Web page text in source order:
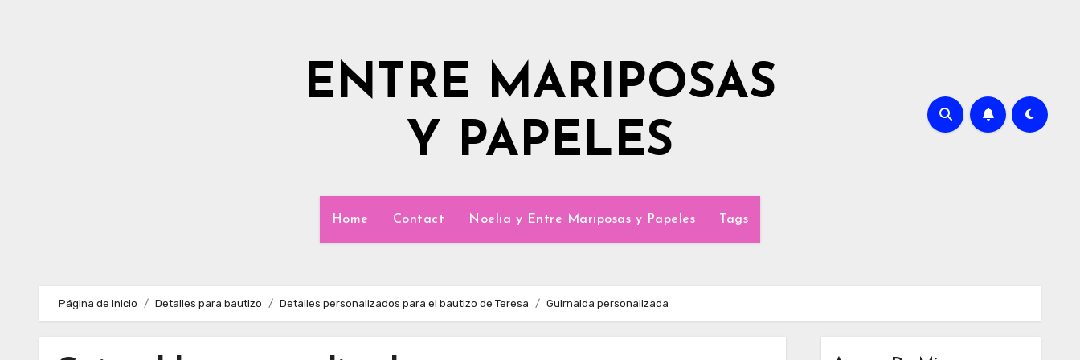
ENTRE MARIPOSAS
Y PAPELES
Home Contact Noelia y Entre Mariposas y Papeles Tags
Página de inicio Detalles para bautizo Detalles personalizados para el bautizo de Teresa Guirnalda personalizada